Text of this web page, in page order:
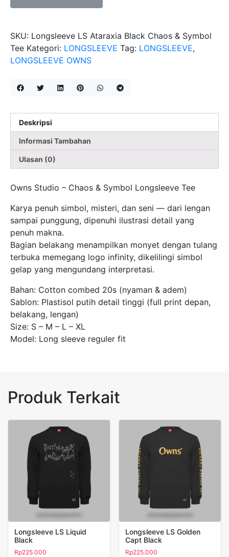
Symbol
Tee
SKU: Longsleeve LS Ataraxia Black Chaos & Symbol
Tee Kategori: LONGSLEEVE Tag: LONGSLEEVE,
LONGSLEEVE OWNS
Deskripsi
Informasi Tambahan
Ulasan (0)
Owns Studio – Chaos & Symbol Longsleeve Tee
Karya penuh simbol, misteri, dan seni — dari lengan
sampai punggung, dipenuhi ilustrasi detail yang
penuh makna.
Bagian belakang menampilkan monyet dengan tulang
terbuka memegang logo infinity, dikelilingi simbol
gelap yang mengundang interpretasi.
Bahan: Cotton combed 20s (nyaman & adem)
Sablon: Plastisol putih detail tinggi (full print depan,
belakang, lengan)
Size: S – M – L – XL
Model: Long sleeve reguler fit
Produk Terkait
Longsleeve LS Liquid
Black
Rp225.000
Longsleeve LS Golden
Capt Black
Rp225.000